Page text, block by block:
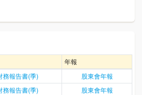
年報
務報告書(季)
股東會年報
務報告書(季)
股東會年報